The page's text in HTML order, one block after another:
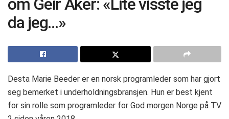
om Geir Aker: «Lite visste jeg
da jeg…»
Desta Marie Beeder er en norsk programleder som har gjort
seg bemerket i underholdningsbransjen. Hun er best kjent
for sin rolle som programleder for God morgen Norge på TV